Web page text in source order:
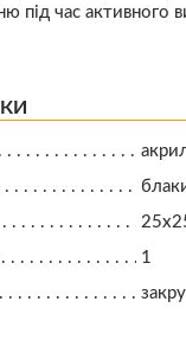
під час активного
1